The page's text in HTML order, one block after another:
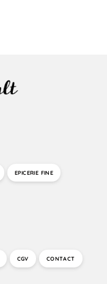
EPICERIE FINE
CGV CONTACT